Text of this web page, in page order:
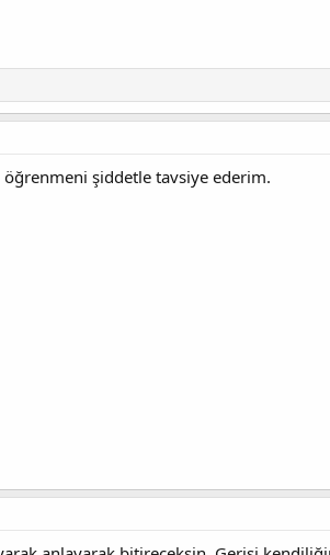
öğrenmeni şiddetle tavsiye ederim.